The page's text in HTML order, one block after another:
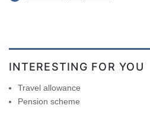
INTERESTING FOR YOU
Travel allowance
Pension scheme